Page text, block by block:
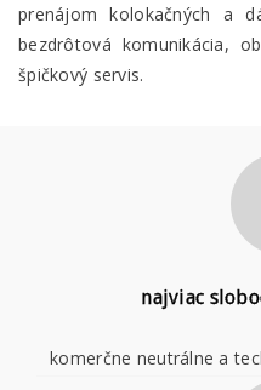
prenájom kolokačných a
bezdrôtová komunikácia,
špičkový servis.
najviac
komerčne neutrálne a